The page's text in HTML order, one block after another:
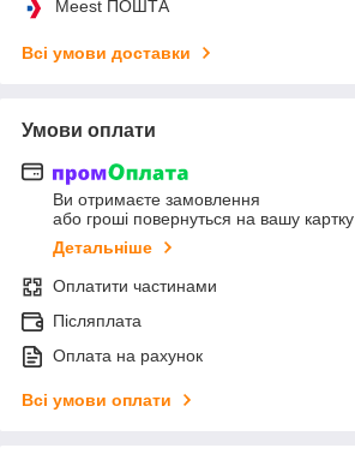
Meest ПОШТА
Всі умови доставки
Умови оплати
Ви отримаєте замовлення
або гроші повернуться на вашу картку
Детальніше
Оплатити частинами
Післяплата
Оплата на рахунок
Всі умови оплати